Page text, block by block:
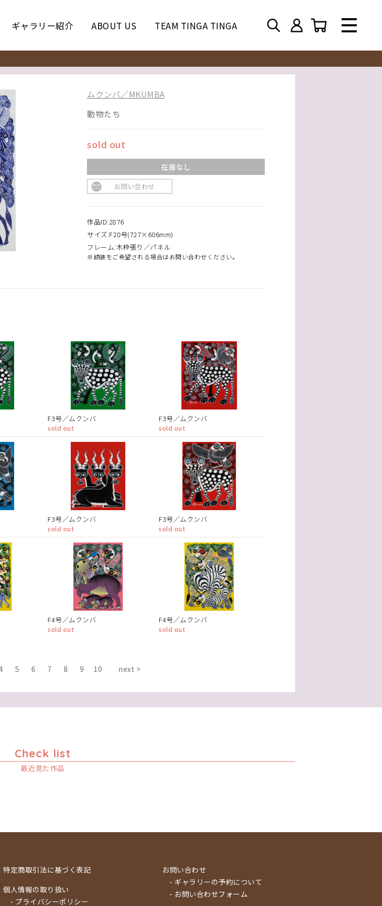
ギャラリー紹介 ABOUT US TEAM TINGA TINGA
ムクンバ／MKUMBA
動物たち
sold out
在庫なし
お問い合わせ
作品ID:2876
サイズ:F20号(727×606mm)
フレーム:木枠張り／パネル
※額装をご希望される場合はお問い合わせください。
F3号／ムクンバ
sold out
F3号／ムクンバ
sold out
F3号／ムクンバ
sold out
F3号／ムクンバ
sold out
F4号／ムクンバ
sold out
F4号／ムクンバ
sold out
5 6 7 8 9 10 next >
Check list
最近見た作品
特定商取引法に基づく表記
個人情報の取り扱い
- プライバシーポリシー
お問い合わせ
- ギャラリーの予約について
- お問い合わせフォーム